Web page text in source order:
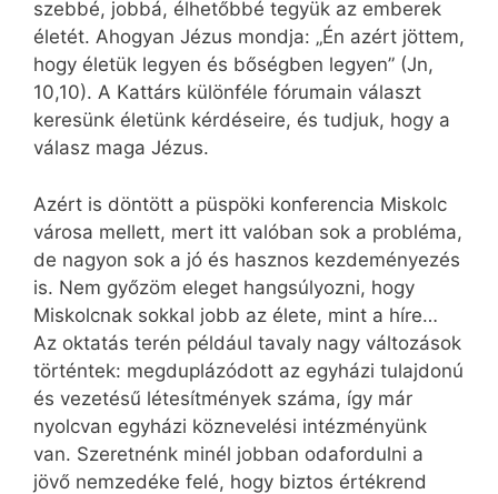
szebbé, jobbá, élhetőbbé tegyük az emberek
életét. Ahogyan Jézus mondja: „Én azért jöttem,
hogy életük legyen és bőségben legyen” (Jn,
10,10). A Kattárs különféle fórumain választ
keresünk életünk kérdéseire, és tudjuk, hogy a
válasz maga Jézus.
Azért is döntött a püspöki konferencia Miskolc
városa mellett, mert itt valóban sok a probléma,
de nagyon sok a jó és hasznos kezdeményezés
is. Nem győzöm eleget hangsúlyozni, hogy
Miskolcnak sokkal jobb az élete, mint a híre…
Az oktatás terén például tavaly nagy változások
történtek: megduplázódott az egyházi tulajdonú
és vezetésű létesítmények száma, így már
nyolcvan egyházi köznevelési intézményünk
van. Szeretnénk minél jobban odafordulni a
jövő nemzedéke felé, hogy biztos értékrend